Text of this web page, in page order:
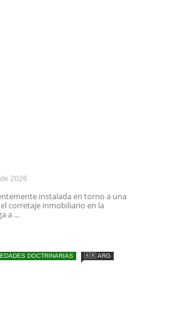
2026
instalada en torno a una
corretaje inmobiliario en la
a ...
DOCTRINARIAS 🇦🇷 ARG